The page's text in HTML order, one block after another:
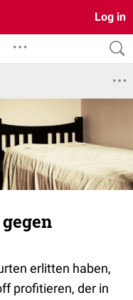
Log in
erlitten haben,
profitieren, der in